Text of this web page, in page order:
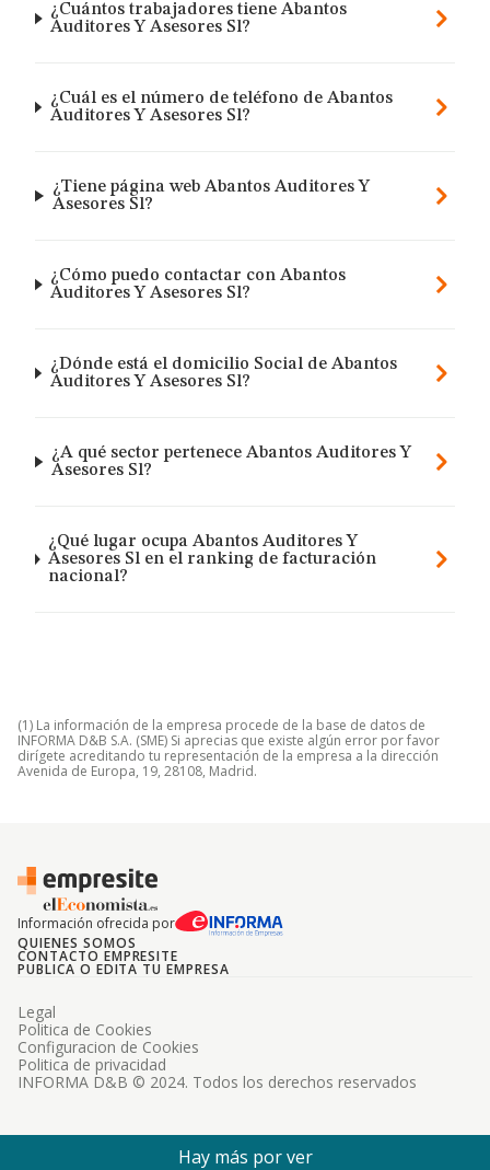
¿Cuántos trabajadores tiene Abantos
Auditores Y Asesores Sl?
¿Cuál es el número de teléfono de Abantos
Auditores Y Asesores Sl?
¿Tiene página web Abantos Auditores Y
Asesores Sl?
¿Cómo puedo contactar con Abantos
Auditores Y Asesores Sl?
¿Dónde está el domicilio Social de Abantos
Auditores Y Asesores Sl?
¿A qué sector pertenece Abantos Auditores Y
Asesores Sl?
¿Qué lugar ocupa Abantos Auditores Y
Asesores Sl en el ranking de facturación
nacional?
(1) La información de la empresa procede de la base de datos de
INFORMA D&B S.A. (SME) Si aprecias que existe algún error por favor
dirígete acreditando tu representación de la empresa a la dirección
Avenida de Europa, 19, 28108, Madrid.
Información ofrecida por
QUIENES SOMOS
CONTACTO EMPRESITE
PUBLICA O EDITA TU EMPRESA
INFORMA D&B © 2024. Todos los derechos reservados
Legal
Politica de Cookies
Configuracion de Cookies
Politica de privacidad
Hay más por ver